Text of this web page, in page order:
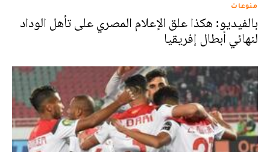
منوعات
بالفيديو: هكذا علق الإعلام المصري على تأهل الوداد
لنهائي أبطال إفريقيا